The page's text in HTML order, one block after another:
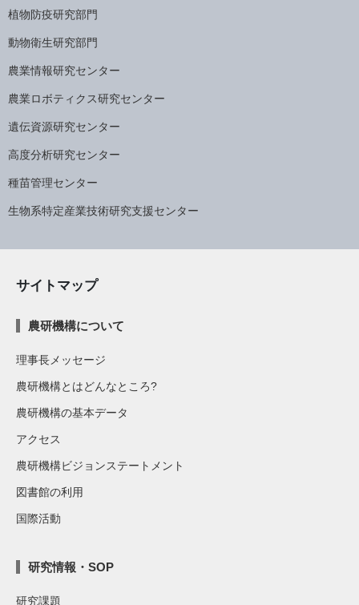
植物防疫研究部門
動物衛生研究部門
農業情報研究センター
農業ロボティクス研究センター
遺伝資源研究センター
高度分析研究センター
種苗管理センター
生物系特定産業技術研究支援センター
サイトマップ
農研機構について
理事長メッセージ
農研機構とはどんなところ?
農研機構の基本データ
アクセス
農研機構ビジョンステートメント
図書館の利用
国際活動
研究情報・SOP
研究課題